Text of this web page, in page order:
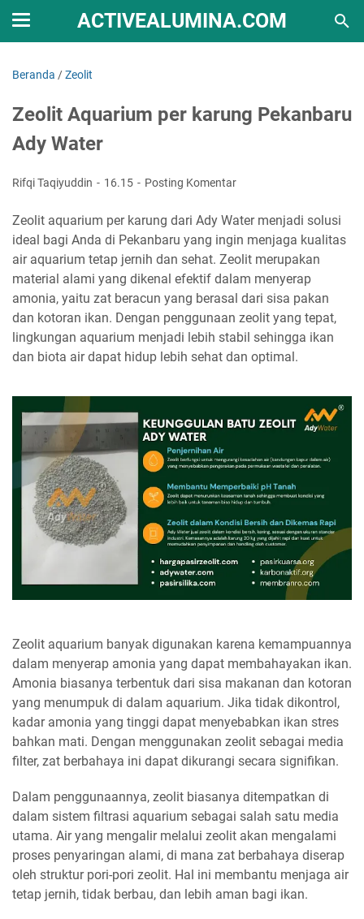
ACTIVEALUMINA.COM
Beranda /Zeolit
Zeolit Aquarium per karung Pekanbaru
Ady Water
Rifqi Taqiyuddin 16.15 Posting Komentar
Zeolit aquarium per karung dari Ady Water menjadi solusi
ideal bagi Anda di Pekanbaru yang ingin menjaga kualitas
air aquarium tetap jernih dan sehat. Zeolit merupakan
material alami yang dikenal efektif dalam menyerap
amonia, yaitu zat beracun yang berasal dari sisa pakan
dan kotoran ikan. Dengan penggunaan zeolit yang tepat,
lingkungan aquarium menjadi lebih stabil sehingga ikan
dan biota air dapat hidup lebih sehat dan optimal.
Zeolit aquarium banyak digunakan karena kemampuannya
dalam menyerap amonia yang dapat membahayakan ikan.
Amonia biasanya terbentuk dari sisa makanan dan kotoran
yang menumpuk di dalam aquarium. Jika tidak dikontrol,
kadar amonia yang tinggi dapat menyebabkan ikan stres
bahkan mati. Dengan menggunakan zeolit sebagai media
filter, zat berbahaya ini dapat dikurangi secara signifikan.
Dalam penggunaannya, zeolit biasanya ditempatkan di
dalam sistem filtrasi aquarium sebagai salah satu media
utama. Air yang mengalir melalui zeolit akan mengalami
proses penyaringan alami, di mana zat berbahaya diserap
oleh struktur pori-pori zeolit. Hal ini membantu menjaga air
tetap jernih, tidak berbau, dan lebih aman bagi ikan.